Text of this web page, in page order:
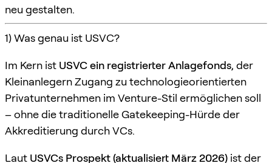
neu gestalten.
1) Was genau ist USVC?
Im Kern ist USVC ein registrierter Anlagefonds, der
Kleinanlegern Zugang zu technologieorientierten
Privatunternehmen im Venture-Stil ermöglichen soll
– ohne die traditionelle Gatekeeping-Hürde der
Akkreditierung durch VCs.
Laut USVCs Prospekt (aktualisiert März 2026) ist der